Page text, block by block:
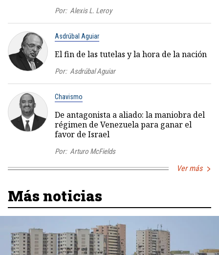
Por: Alexis L. Leroy
Asdrúbal Aguiar
El fin de las tutelas y la hora de la nación
Por: Asdrúbal Aguiar
Chavismo
De antagonista a aliado: la maniobra del
régimen de Venezuela para ganar el
favor de Israel
Por: Arturo McFields
Ver más
Más noticias